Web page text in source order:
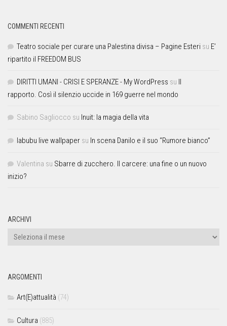
COMMENTI RECENTI
Teatro sociale per curare una Palestina divisa – Pagine Esteri su E’
ripartito il FREEDOM BUS
DIRITTI UMANI - CRISI E SPERANZE - My WordPress su
rapporto. Così il silenzio uccide in 169 guerre nel mondo
Sabino Sagliocco su Inuit: la magia della vita
labubu live wallpaper su In scena Danilo e il suo “Rumore bianco”
Valentina su Sbarre di zucchero. Il carcere: una fine o un nuovo
inizio?
ARCHIVI
ARGOMENTI
Art(E)attualità (74)
Cultura (885)